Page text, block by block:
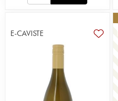
E-CAVISTE